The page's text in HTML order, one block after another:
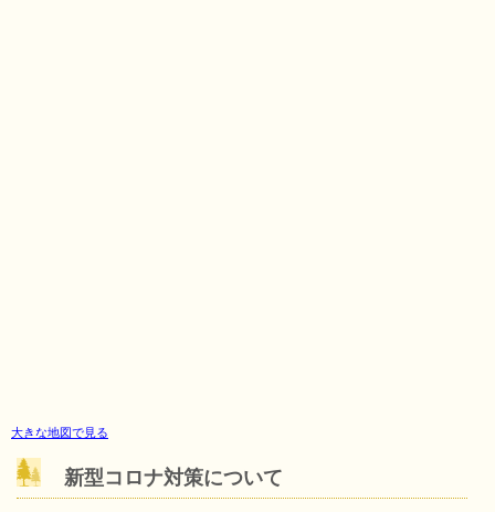
大きな地図で見る
新型コロナ対策について